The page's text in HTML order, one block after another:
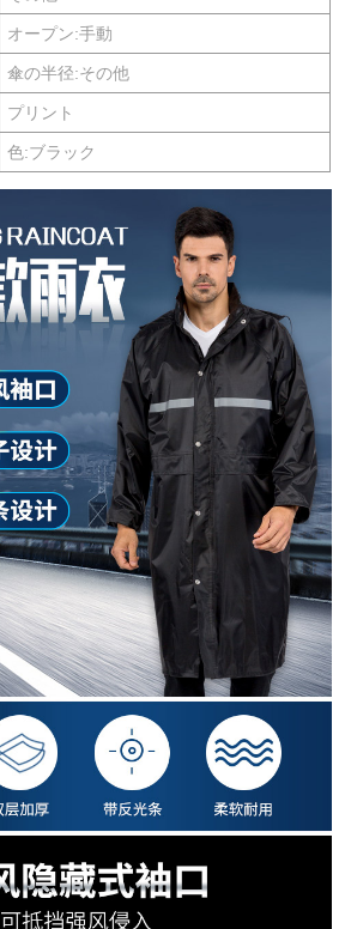
オープン:手動
傘の半径:その他
プリント
色:ブラック